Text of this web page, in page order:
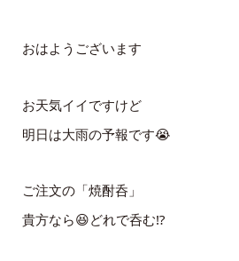
おはようございます
お天気イイですけど
明日は大雨の予報です😭
ご注文の「焼酎呑」
貴方なら😆どれで呑む⁉️